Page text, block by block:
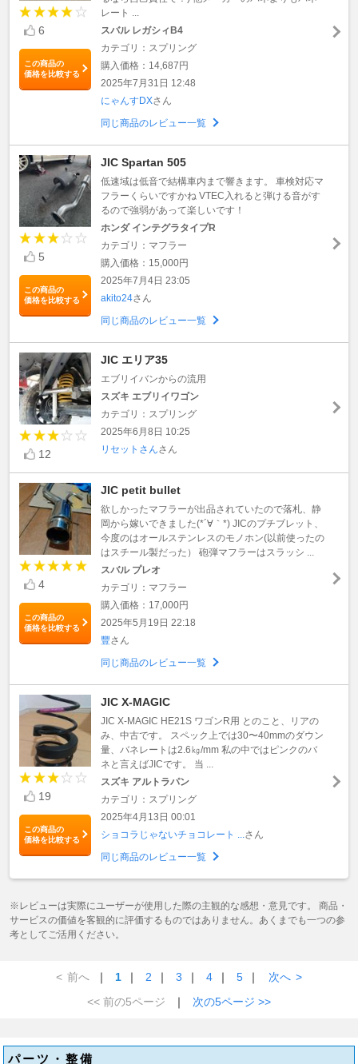
6
この商品の
価格を比較する
レート ...
スバル レガシィB4
カテゴリ：スプリング
購入価格：14,687円
2025年7月31日 12:48
にゃんすDXさん
同じ商品のレビュー一覧
5
この商品の
価格を比較する
JIC Spartan 505
低速域は低音で結構車内まで響きます。 車検対応マ
フラーくらいですかね VTEC入れると弾ける音がす
るので強弱があって楽しいです！
ホンダ インテグラタイプR
カテゴリ：マフラー
購入価格：15,000円
2025年7月4日 23:05
akito24さん
同じ商品のレビュー一覧
12
JIC エリア35
エブリイバンからの流用
スズキ エブリイワゴン
カテゴリ：スプリング
2025年6月8日 10:25
リセットさんさん
4
この商品の
価格を比較する
JIC petit bullet
欲しかったマフラーが出品されていたので落札、静
岡から嫁いできました(*´∀｀*) JICのプチブレット、
今度のはオールステンレスのモノホン(以前使ったの
はスチール製だった） 砲弾マフラーはスラッシ ...
スバル プレオ
カテゴリ：マフラー
購入価格：17,000円
2025年5月19日 22:18
豐さん
同じ商品のレビュー一覧
19
この商品の
価格を比較する
JIC X-MAGIC
JIC X-MAGIC HE21S ワゴンR用 とのこと、リアの
み、中古です。 スペック上では30〜40mmのダウン
量、バネレートは2.6㎏/mm 私の中ではピンクのバ
ネと言えばJICです。 当 ...
スズキ アルトラパン
カテゴリ：スプリング
2025年4月13日 00:01
ショコラじゃないチョコレート ... さん
同じ商品のレビュー一覧
※レビューは実際にユーザーが使用した際の主観的な感想・意見です。 商品・
サービスの価値を客観的に評価するものではありません。あくまでも一つの参
考としてご活用ください。
< 前へ ｜ 1 ｜ 2 ｜ 3 ｜ 4 ｜ 5 ｜ 次へ >
<< 前の5ページ
｜ 次の5ページ >>
パーツ・整備